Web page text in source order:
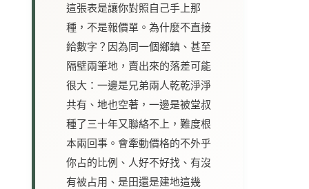
這張表是讓你對照自己手上那
種，不是報價單。為什麼不直接
給數字？因為同一個鄉鎮、甚至
隔壁兩筆地，賣出來的落差可能
很大：一邊是兄弟兩人乾乾淨淨
共有、地也空著，一邊是被堂叔
種了三十年又聯絡不上，難度根
本兩回事。會牽動價格的不外乎
你占的比例、人好不好找、有沒
有被占用、是田還是建地這幾